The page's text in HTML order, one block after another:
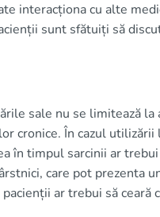
interacționa cu alte
sunt sfătuiți să
sale nu se limitează la
cronice. În cazul utilizării
în timpul sarcinii ar trebui
care pot prezenta
ar trebui să ceară